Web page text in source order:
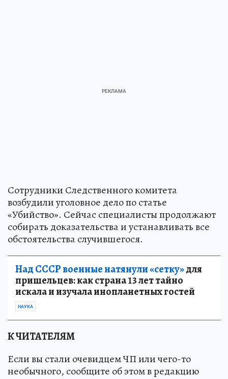
Сотрудники Следственного комитета
возбудили уголовное дело по статье
«Убийство». Сейчас специалисты продолжают
собирать доказательства и устанавливать все
обстоятельства случившегося.
Над СССР военные натянули «сетку»для
пришельцев: как страна 13 лет тайно
искала и изучала инопланетных гостей
НАУКА
К ЧИТАТЕЛЯМ
Если вы стали очевидцем ЧП или чего-то
необычного, сообщите об этом в редакцию